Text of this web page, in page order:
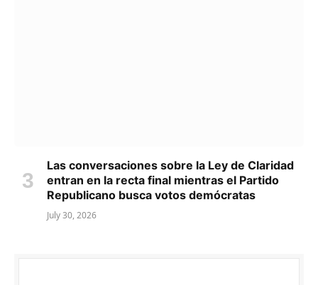
Las conversaciones sobre la Ley de Claridad
entran en la recta final mientras el Partido
Republicano busca votos demócratas
July 30, 2026